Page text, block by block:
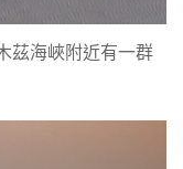
茲海峽附近有一群